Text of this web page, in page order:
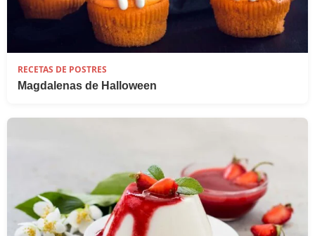
RECETAS DE POSTRES
Magdalenas de Halloween